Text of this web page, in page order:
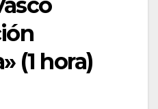
(1 hora)